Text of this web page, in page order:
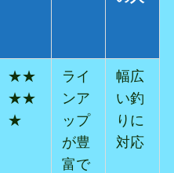
★★
★★
★
ライ
ンア
ップ
が豊
富で
幅広
い釣
りに
対応